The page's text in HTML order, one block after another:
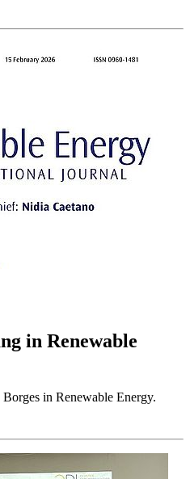
in Renewable
in Renewable Energy.